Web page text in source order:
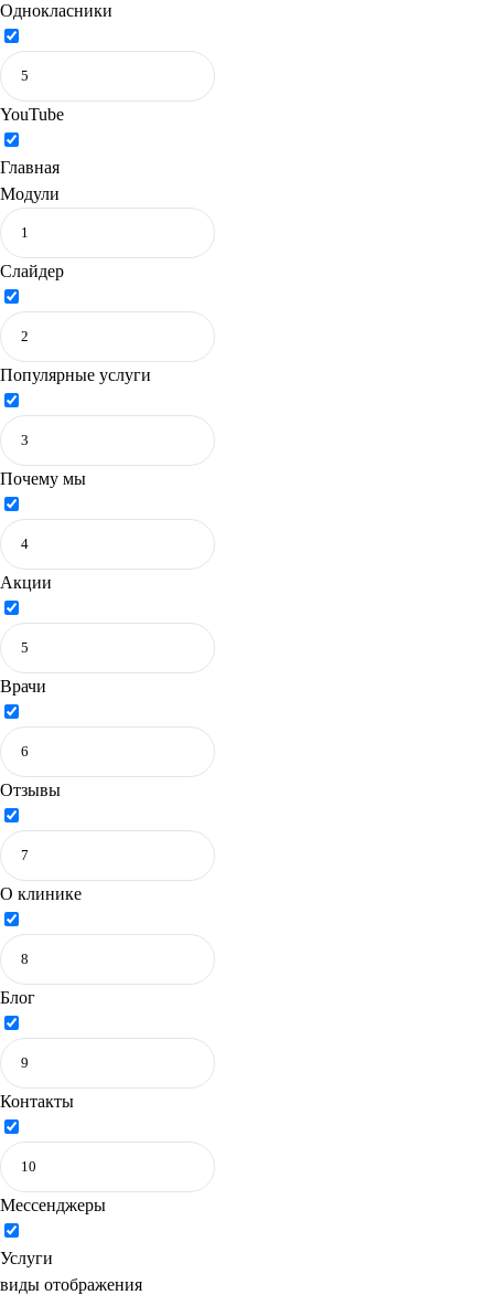
Однокласники
YouTube
Главная
Модули
Слайдер
Популярные услуги
Почему мы
Акции
Врачи
Отзывы
О клинике
Блог
Контакты
Мессенджеры
Услуги
виды отображения